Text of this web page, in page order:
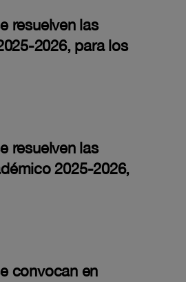
resuelven las
2026, para los
resuelven las
2025-2026,
convocan en